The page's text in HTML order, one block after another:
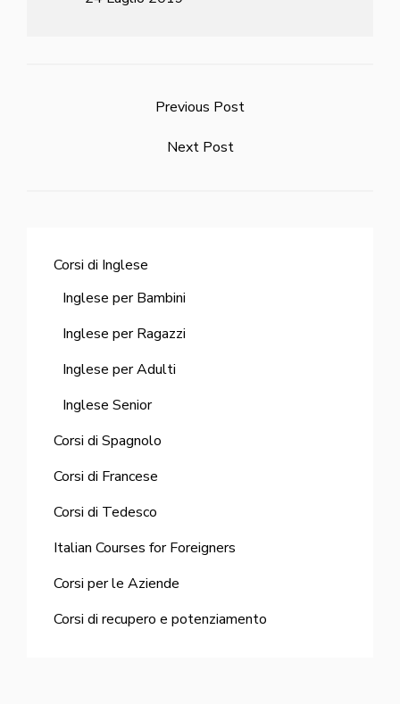
Previous Post
Next Post
Corsi di Inglese
Inglese per Bambini
Inglese per Ragazzi
Inglese per Adulti
Inglese Senior
Corsi di Spagnolo
Corsi di Francese
Corsi di Tedesco
Italian Courses for Foreigners
Corsi per le Aziende
Corsi di recupero e potenziamento